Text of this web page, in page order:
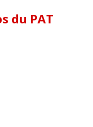
du PAT